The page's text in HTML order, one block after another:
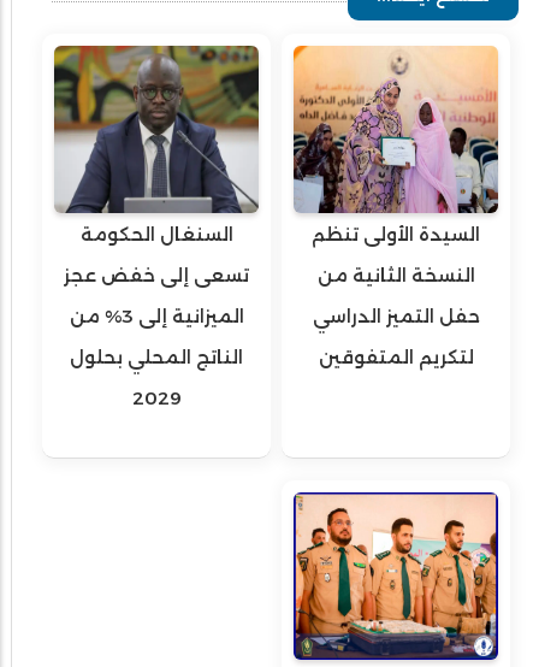
السيدة الأولى تنظم
النسخة الثانية من
حفل التميز الدراسي
لتكريم المتفوقين
السنغال الحكومة
تسعى إلى خفض عجز
الميزانية إلى 3% من
الناتج المحلي بحلول
2029